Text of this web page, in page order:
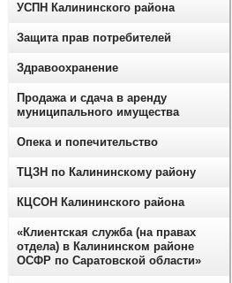
УСПН Калининского района
Защита прав потребителей
Здравоохранение
Продажа и сдача в аренду
муниципального имущества
Опека и попечительство
ТЦЗН по Калининскому району
КЦСОН Калининского района
«Клиентская служба (на правах
отдела) в Калининском районе
ОСФР по Саратовской области»